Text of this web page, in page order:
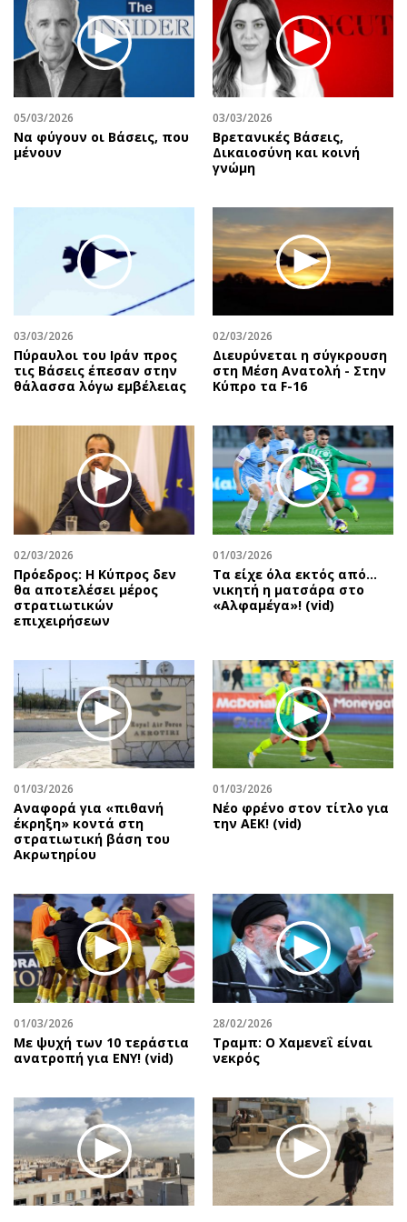
Περιβάλλον
Ελλάδα
Κόσμος
Παράξενα
Πολιτισμός
Σινεμά
Θέατρο-Χορός
Χειρόγραφα
Ταξίδια
Συνταγές
Έξοδος
Media
Εκπομπές
Wine routes
Podcasts
Προσφορές
Προσωπικότητες στην ''Κ''
Επιστολές
05/03/2026
Να φύγουν οι Βάσεις, που
μένουν
03/03/2026
Βρετανικές Βάσεις,
Δικαιοσύνη και κοινή
γνώμη
03/03/2026
Πύραυλοι του Ιράν προς
τις Βάσεις έπεσαν στην
θάλασσα λόγω εμβέλειας
02/03/2026
Διευρύνεται η σύγκρουση
στη Μέση Ανατολή - Στην
Κύπρο τα F-16
02/03/2026
Πρόεδρος: Η Κύπρος δεν
θα αποτελέσει μέρος
στρατιωτικών
επιχειρήσεων
01/03/2026
Τα είχε όλα εκτός από…
νικητή η ματσάρα στο
«Αλφαμέγα»! (vid)
01/03/2026
Αναφορά για «πιθανή
έκρηξη» κοντά στη
στρατιωτική βάση του
Ακρωτηρίου
01/03/2026
Νέο φρένο στον τίτλο για
την ΑΕΚ! (vid)
01/03/2026
Με ψυχή των 10 τεράστια
ανατροπή για ΕΝΥ! (vid)
28/02/2026
Τραμπ: Ο Χαμενεΐ είναι
νεκρός